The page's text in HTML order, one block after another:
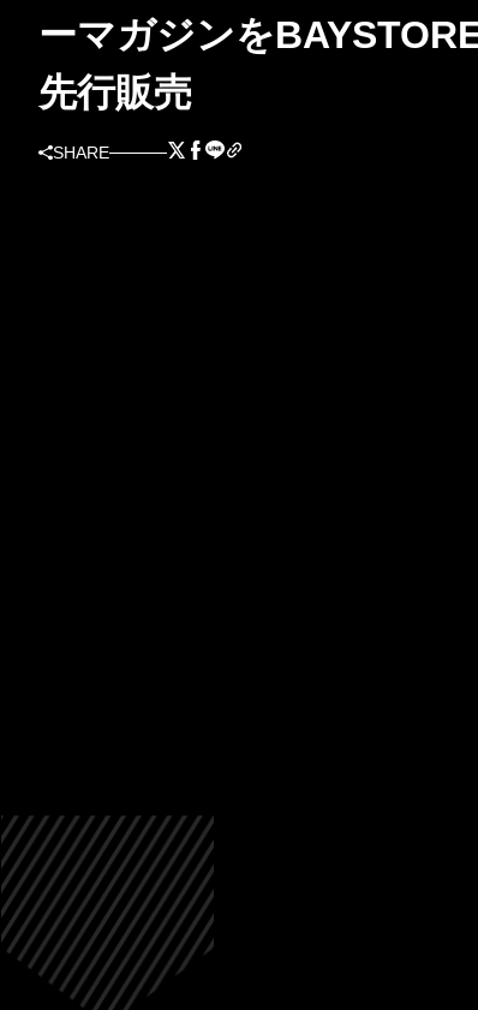
ーマガジンを
先行販売
SHARE